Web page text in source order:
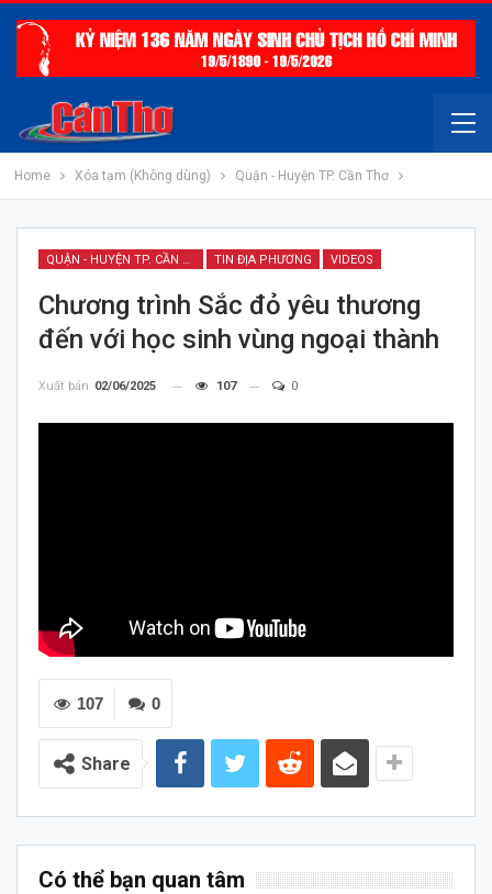
Home Xóa tạm (Không dùng) Quận - Huyện TP. Cần Thơ
QUẬN - HUYỆN TP. CẦN THƠ TIN ĐỊA PHƯƠNG VIDEOS
Chương trình Sắc đỏ yêu thương
đến với học sinh vùng ngoại thành
Xuất bản 02/06/2025 107 0
0
107
Share
Có thể bạn quan tâm